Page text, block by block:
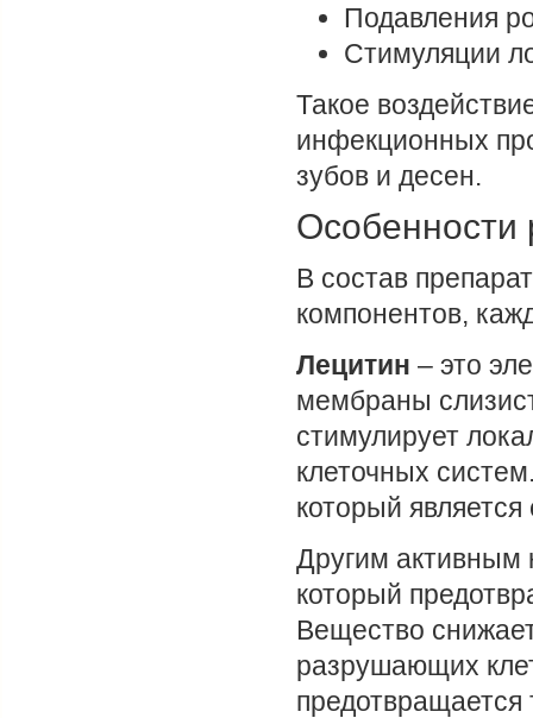
Подавления
Стимуляции
Такое
инфекционных
зубов и десен.
Особенности
В состав
компонентов,
Лецитин – это
мембраны
стимулирует
клеточных
который
Другим активным
который
Вещество
разрушающих
предотвращается